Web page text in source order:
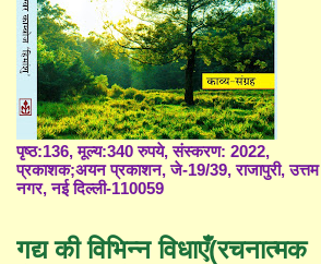
पृष्ठ:136, मूल्य:340 रुपये, संस्करण: 2022,
प्रकाशक;अयन प्रकाशन, जे-19/39, राजापुरी, उत्तम
नगर, नई दिल्ली-110059
गद्य की विभिन्न विधाएँ(रचनात्मक